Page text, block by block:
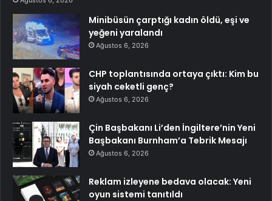
Minibüsün çarptığı kadın öldü, eşi ve
yeğeni yaralandı
Ağustos 6, 2026
CHP toplantısında ortaya çıktı: Kim bu
siyah ceketli genç?
Ağustos 6, 2026
Çin Başbakanı Li’den İngiltere’nin Yeni
Başbakanı Burnham’a Tebrik Mesajı
Ağustos 6, 2026
Reklam izleyene bedava olacak: Yeni
oyun sistemi tanıtıldı